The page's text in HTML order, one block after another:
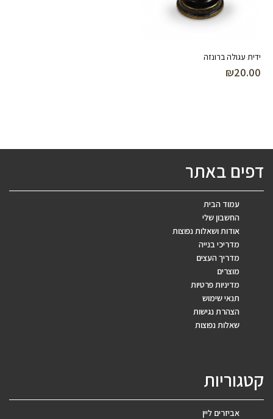
ידית עגולה ברונזה
₪20.00
דפים באתר
עמוד הבית
החשבון שלי
אודות ושאלות נפוצות
מדריכי בנייה
מדריך העצים
מוצרים
מדיניות פרטיות
תנאי שימוש
הצהרת נגישות
שאלות נפוצות
קטגוריות
אביזרים ליין